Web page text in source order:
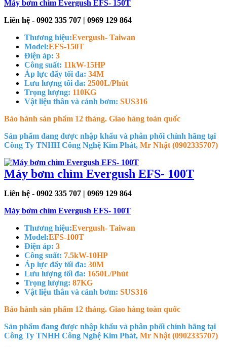
Máy bơm chìm Evergush EFS- 150T
Liên hệ - 0902 335 707 | 0969 129 864
Thương hiệu:Evergush- Taiwan
Model:EFS-150T
Điện áp: 3
Công suất: 11kW-15HP
Áp lực đẩy tối đa: 34M
Lưu lượng tối đa: 2500L/Phút
Trọng lượng: 110KG
Vật liệu thân và cánh bơm: SUS316
Bảo hành sản phẩm 12 tháng. Giao hàng toàn quốc
Sản phẩm đang được nhập khẩu và phân phối chính hãng tại
Công Ty TNHH Công Nghệ Kim Phát, Mr Nhật (0902335707)
Máy bơm chìm Evergush EFS- 100T
Liên hệ - 0902 335 707 | 0969 129 864
Máy bơm chìm Evergush EFS- 100T
Thương hiệu:Evergush- Taiwan
Model:EFS-100T
Điện áp: 3
Công suất: 7.5kW-10HP
Áp lực đẩy tối đa: 30M
Lưu lượng tối đa: 1650L/Phút
Trọng lượng: 87KG
Vật liệu thân và cánh bơm: SUS316
Bảo hành sản phẩm 12 tháng. Giao hàng toàn quốc
Sản phẩm đang được nhập khẩu và phân phối chính hãng tại
Công Ty TNHH Công Nghệ Kim Phát, Mr Nhật (0902335707)